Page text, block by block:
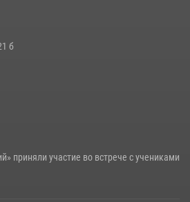
отмечает 105-летие
б
приняли участие во встрече с учениками